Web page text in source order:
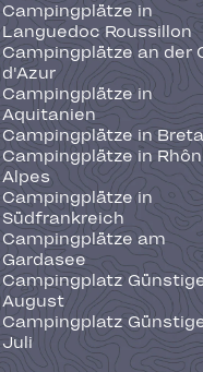
Campingplätze in
Languedoc Roussillon
Campingplätze an der
d'Azur
Campingplätze in
Aquitanien
Campingplätze in
Campingplätze in
Alpes
Campingplätze in
Südfrankreich
Campingplätze am
Gardasee
Campingplatz
August
Campingplatz
Juli